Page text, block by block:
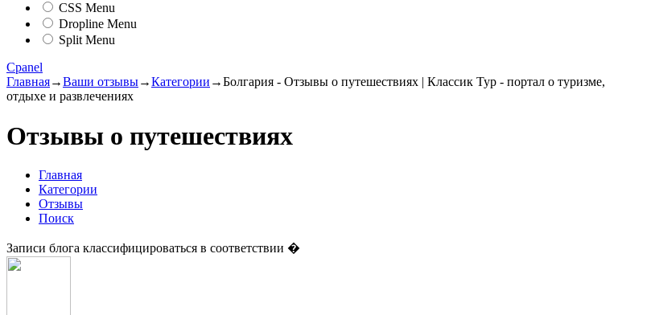
CSS Menu
Dropline Menu
Split Menu
Cpanel
Главная→Ваши отзывы→Категории →Болгария - Отзывы о путешествиях | Классик Тур - портал о туризме,
отдыхе и развлечениях
Отзывы о путешествиях
Главная
Категории
Отзывы
Поиск
Записи блога классифицироваться в соответствии �